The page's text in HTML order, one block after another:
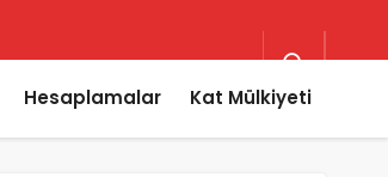
Hesaplamalar Kat Mülkiyeti